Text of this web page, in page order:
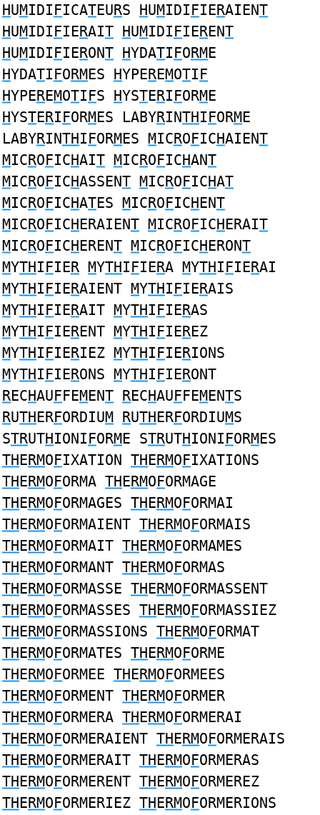
HUMIDIFICATEURS HUMIDIFIERAIENT
HUMIDIFIERAIT HUMIDIFIERENT
HUMIDIFIERONT HYDATIFORME
HYDATIFORMES HYPEREMOTIF
HYPEREMOTIFS HYSTERIFORME
HYSTERIFORMES LABYRINTHIFORME
LABYRINTHIFORMES MICROFICHAIENT
MICROFICHAIT MICROFICHANT
MICROFICHASSENT MICROFICHAT
MICROFICHATES MICROFICHENT
MICROFICHERAIENT MICROFICHERAIT
MICROFICHERENT MICROFICHERONT
MYTHIFIER MYTHIFIERA MYTHIFIERAI
MYTHIFIERAIENT MYTHIFIERAIS
MYTHIFIERAIT MYTHIFIERAS
MYTHIFIERENT MYTHIFIEREZ
MYTHIFIERIEZ MYTHIFIERIONS
MYTHIFIERONS MYTHIFIERONT
RECHAUFFEMENT RECHAUFFEMENTS
RUTHERFORDIUM RUTHERFORDIUMS
STRUTHIONIFORME STRUTHIONIFORMES
THERMOFIXATION THERMOFIXATIONS
THERMOFORMA THERMOFORMAGE
THERMOFORMAGES THERMOFORMAI
THERMOFORMAIENT THERMOFORMAIS
THERMOFORMAIT THERMOFORMAMES
THERMOFORMANT THERMOFORMAS
THERMOFORMASSE THERMOFORMASSENT
THERMOFORMASSES THERMOFORMASSIEZ
THERMOFORMASSIONS THERMOFORMAT
THERMOFORMATES THERMOFORME
THERMOFORMEE THERMOFORMEES
THERMOFORMENT THERMOFORMER
THERMOFORMERA THERMOFORMERAI
THERMOFORMERAIENT THERMOFORMERAIS
THERMOFORMERAIT THERMOFORMERAS
THERMOFORMERENT THERMOFORMEREZ
THERMOFORMERIEZ THERMOFORMERIONS